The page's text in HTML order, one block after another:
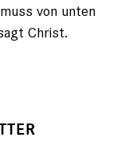
von unten
Christ.